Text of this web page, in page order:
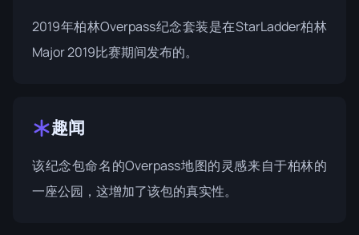
2019年柏林Overpass纪念套装是在StarLadder柏林
Major 2019比赛期间发布的。
趣闻
该纪念包命名的Overpass地图的灵感来自于柏林的
一座公园，这增加了该包的真实性。